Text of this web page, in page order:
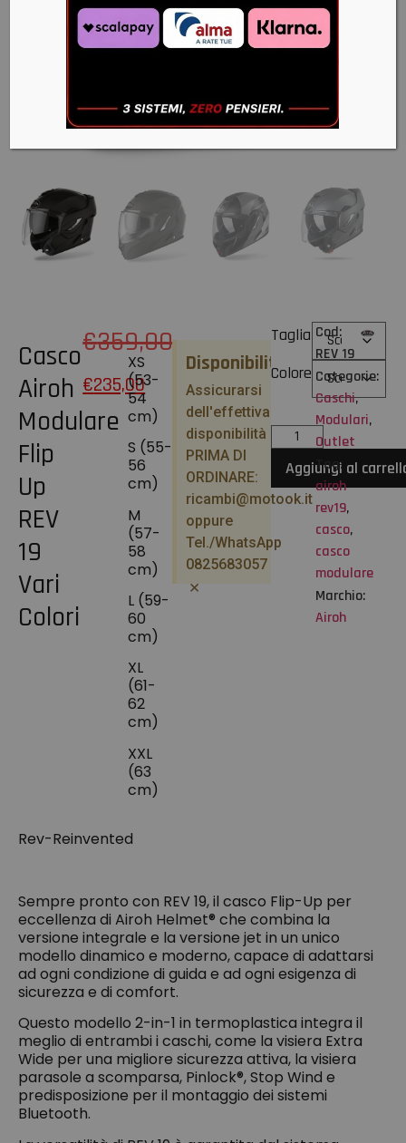
Casco
Airoh
Modulare
Flip
Up
REV
19
Vari
Colori
€359,00
€235,00
XS
(53-
54
cm)
S (55-
56
cm)
M
(57-
58
cm)
L (59-
60
cm)
XL
(61-
62
cm)
XXL
(63
cm)
Disponibilità
Assicurarsi
dell'effettiva
disponibilità
PRIMA DI
ORDINARE:
ricambi@motook.it
oppure
Tel./WhatsApp
0825683057
×
Taglia
Colore
Aggiungi al
Cod:
REV 19
Categorie:
Caschi,
Modulari,
Outlet
Tag:
airoh
rev19,
casco,
casco
modulare
Marchio:
Airoh
Rev-Reinvented
Sempre pronto con REV 19, il casco Flip-Up per
eccellenza di Airoh Helmet® che combina la
versione integrale e la versione jet in un unico
modello dinamico e moderno, capace di adattarsi
ad ogni condizione di guida e ad ogni esigenza di
sicurezza e di comfort.
Questo modello 2-in-1 in termoplastica integra il
meglio di entrambi i caschi, come la visiera Extra
Wide per una migliore sicurezza attiva, la visiera
parasole a scomparsa, Pinlock®, Stop Wind e
predisposizione per il montaggio dei sistemi
Bluetooth.